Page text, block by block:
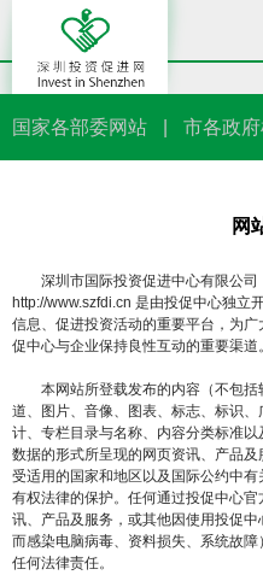
国家各部委网站 市各政
网
深圳市国际投资促进中心有限公
http://www.szfdi.cn 是由投促中心独立
信息、促进投资活动的重要平台，为
促中心与企业保持良性互动的重要渠道。
本网站所登载发布的内容（不包
道、图片、音像、图表、标志、标识
计、专栏目录与名称、内容分类标准
数据的形式所呈现的网页资讯、产品
受适用的国家和地区以及国际公约中
有权法律的保护。任何通过投促中心
讯、产品及服务，或其他因使用投促
而感染电脑病毒、资料损失、系统故
任何法律责任。